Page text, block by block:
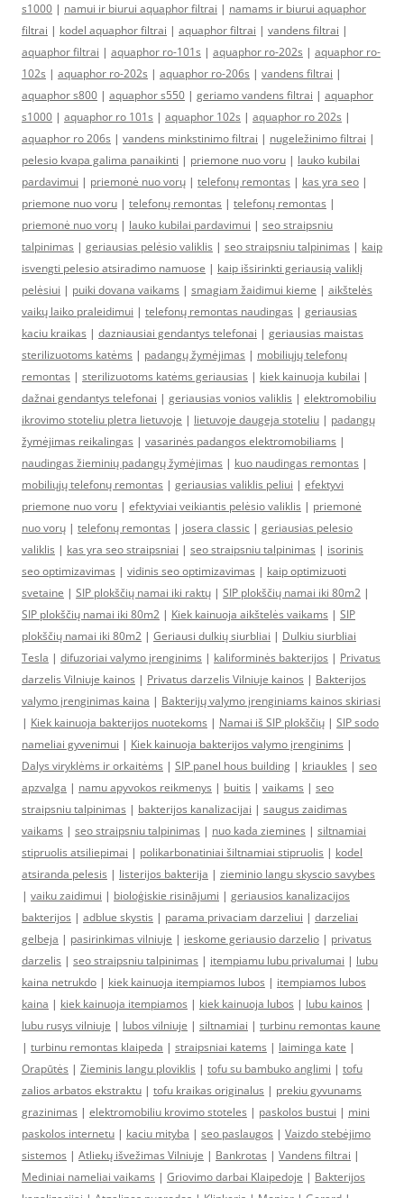
s1000 | namui ir biurui aquaphor filtrai | namams ir biurui aquaphor
filtrai | kodel aquaphor filtrai | aquaphor filtrai | vandens filtrai |
aquaphor filtrai | aquaphor ro-101s | aquaphor ro-202s | aquaphor ro-
102s | aquaphor ro-202s | aquaphor ro-206s | vandens filtrai |
aquaphor s800 | aquaphor s550 | geriamo vandens filtrai | aquaphor
s1000 | aquaphor ro 101s | aquaphor 102s | aquaphor ro 202s |
aquaphor ro 206s | vandens minkstinimo filtrai | nugeležinimo filtrai |
pelesio kvapa galima panaikinti | priemone nuo voru | lauko kubilai
pardavimui | priemonė nuo vorų | telefonų remontas | kas yra seo |
priemone nuo voru | telefonų remontas | telefonų remontas |
priemonė nuo vorų | lauko kubilai pardavimui | seo straipsniu
talpinimas | geriausias pelėsio valiklis | seo straipsniu talpinimas | kaip
isvengti pelesio atsiradimo namuose | kaip išsirinkti geriausią valiklį
pelėsiui | puiki dovana vaikams | smagiam žaidimui kieme | aikštelės
vaikų laiko praleidimui | telefonų remontas naudingas | geriausias
kaciu kraikas | dazniausiai gendantys telefonai | geriausias maistas
sterilizuotoms katėms | padangų žymėjimas | mobiliųjų telefonų
remontas | sterilizuotoms katėms geriausias | kiek kainuoja kubilai |
dažnai gendantys telefonai | geriausias vonios valiklis | elektromobiliu
ikrovimo stoteliu pletra lietuvoje | lietuvoje daugeja stoteliu | padangų
žymėjimas reikalingas | vasarinės padangos elektromobiliams |
naudingas žieminių padangų žymėjimas | kuo naudingas remontas |
mobiliųjų telefonų remontas | geriausias valiklis peliui | efektyvi
priemone nuo voru | efektyviai veikiantis pelėsio valiklis | priemonė
nuo vorų | telefonų remontas | josera classic | geriausias pelesio
valiklis | kas yra seo straipsniai | seo straipsniu talpinimas | isorinis
seo optimizavimas | vidinis seo optimizavimas | kaip optimizuoti
svetaine | SIP plokščių namai iki raktų | SIP plokščių namai iki 80m2 |
SIP plokščių namai iki 80m2 | Kiek kainuoja aikštelės vaikams | SIP
plokščių namai iki 80m2 | Geriausi dulkių siurbliai | Dulkiu siurbliai
Tesla | difuzoriai valymo įrenginims | kaliforminės bakterijos | Privatus
darzelis Vilniuje kainos | Privatus darzelis Vilniuje kainos | Bakterijos
valymo įrenginimas kaina | Bakterijų valymo įrenginiams kainos skiriasi
| Kiek kainuoja bakterijos nuotekoms | Namai iš SIP plokščių | SIP sodo
nameliai gyvenimui | Kiek kainuoja bakterijos valymo įrenginims |
Dalys viryklėms ir orkaitėms | SIP panel hous building | kriaukles | seo
apzvalga | namu apyvokos reikmenys | buitis | vaikams | seo
straipsniu talpinimas | bakterijos kanalizacijai | saugus zaidimas
vaikams | seo straipsniu talpinimas | nuo kada ziemines | siltnamiai
stipruolis atsiliepimai | polikarbonatiniai šiltnamiai stipruolis | kodel
atsiranda pelesis | listerijos bakterija | zieminio langu skyscio savybes
| vaiku zaidimui | bioloģiskie risinājumi | geriausios kanalizacijos
bakterijos | adblue skystis | parama privaciam darzeliui | darzeliai
gelbeja | pasirinkimas vilniuje | ieskome geriausio darzelio | privatus
darzelis | seo straipsniu talpinimas | itempiamu lubu privalumai | lubu
kaina netrukdo | kiek kainuoja itempiamos lubos | itempiamos lubos
kaina | kiek kainuoja itempiamos | kiek kainuoja lubos | lubu kainos |
lubu rusys vilniuje | lubos vilniuje | siltnamiai | turbinu remontas kaune
| turbinu remontas klaipeda | straipsniai katems | laiminga kate |
Orapūtės | Zieminis langu ploviklis | tofu su bambuko anglimi | tofu
zalios arbatos ekstraktu | tofu kraikas originalus | prekiu gyvunams
grazinimas | elektromobiliu krovimo stoteles | paskolos bustui | mini
paskolos internetu | kaciu mityba | seo paslaugos | Vaizdo stebėjimo
sistemos | Atliekų išvežimas Vilniuje | Bankrotas | Vandens filtrai |
Mediniai nameliai vaikams | Griovimo darbai Klaipedoje | Bakterijos